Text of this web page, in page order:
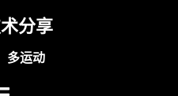
分享
多运动